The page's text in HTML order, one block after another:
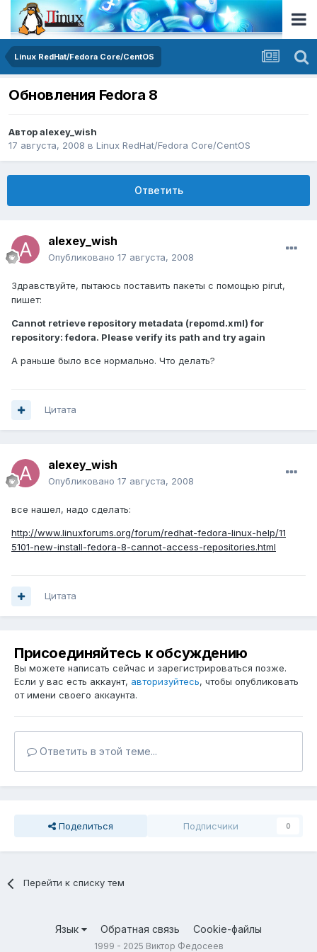
Linux RedHat/Fedora Core/CentOS
Обновления Fedora 8
Авторalexey_wish
17 августа, 2008 в Linux RedHat/Fedora Core/CentOS
Ответить
alexey_wish
Опубликовано 17 августа, 2008
Здравствуйте, пытаюсь поставить пакеты с помощью pirut,
пишет:
Cannot retrieve repository metadata (repomd.xml) for
repository: fedora. Please verify its path and try again
А раньше было все нормально. Что делать?
Цитата
alexey_wish
Опубликовано 17 августа, 2008
все нашел, надо сделать:
http://www.linuxforums.org/forum/redhat-fedora-linux-help/11
5101-new-install-fedora-8-cannot-access-repositories.html
Цитата
Присоединяйтесь к обсуждению
Вы можете написать сейчас и зарегистрироваться позже.
Если у вас есть аккаунт, авторизуйтесь, чтобы опубликовать
от имени своего аккаунта.
Ответить в этой теме...
Поделиться Подписчики 0
Перейти к списку тем
Язык Обратная связь Cookie-файлы
1999 - 2025 Виктор Федосеев